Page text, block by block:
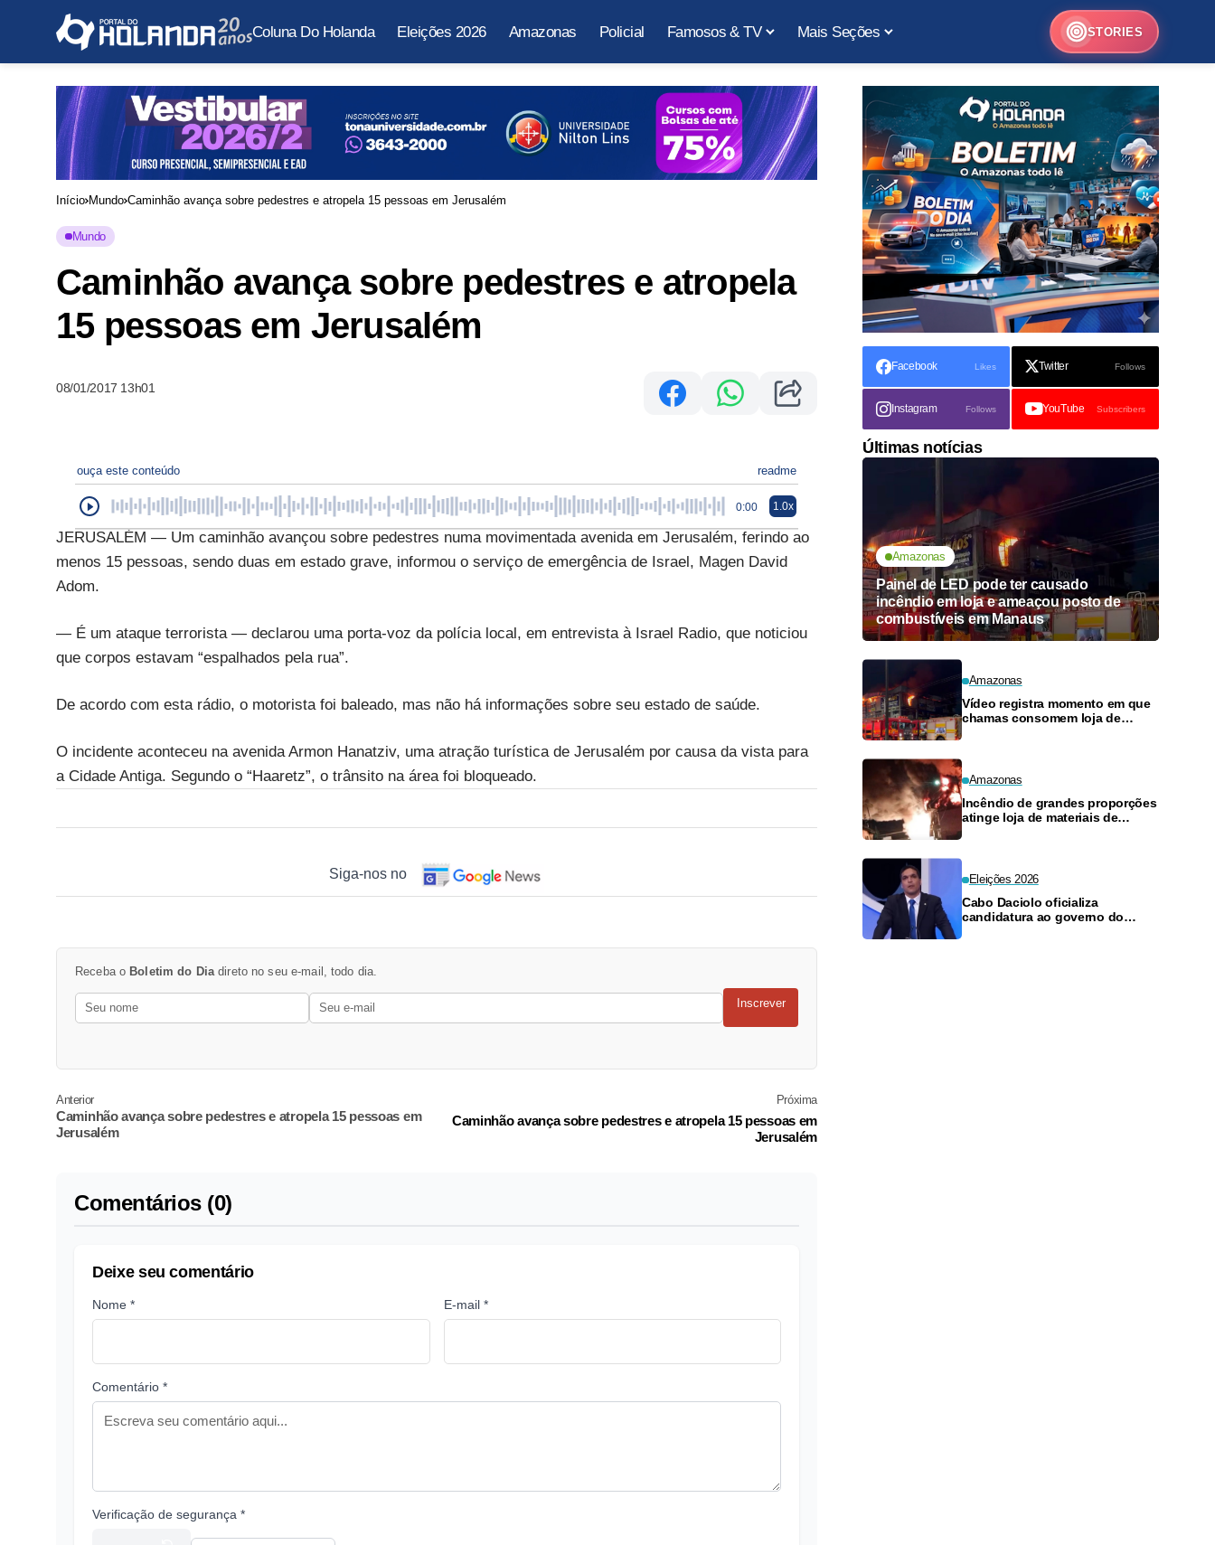
Coluna Do Holanda Eleições 2026 Amazonas Policial Famosos & TV Mais Seções STORIES
Início Mundo Caminhão avança sobre pedestres e atropela 15 pessoas em Jerusalém
Mundo
Caminhão avança sobre pedestres e atropela
15 pessoas em Jerusalém
08/01/2017 13h01
ouça este conteúdo readme
0:00 1.0x
JERUSALÉM — Um caminhão avançou sobre pedestres numa movimentada avenida em Jerusalém, ferindo ao
menos 15 pessoas, sendo duas em estado grave, informou o serviço de emergência de Israel, Magen David
Adom.
— É um ataque terrorista — declarou uma porta-voz da polícia local, em entrevista à Israel Radio, que noticiou
que corpos estavam “espalhados pela rua”.
De acordo com esta rádio, o motorista foi baleado, mas não há informações sobre seu estado de saúde.
O incidente aconteceu na avenida Armon Hanatziv, uma atração turística de Jerusalém por causa da vista para
a Cidade Antiga. Segundo o “Haaretz”, o trânsito na área foi bloqueado.
Siga-nos no
Receba o Boletim do Dia direto no seu e-mail, todo dia.
Inscrever
Anterior
Caminhão avança sobre pedestres e atropela 15 pessoas em
Jerusalém
Próxima
Caminhão avança sobre pedestres e atropela 15 pessoas em
Jerusalém
Comentários (0)
Deixe seu comentário
Nome * E-mail *
Comentário *
Verificação de segurança *
Facebook Likes Twitter Follows
Instagram Follows YouTube Subscribers
Últimas notícias
Amazonas
Painel de LED pode ter causado
incêndio em loja e ameaçou posto de
combustíveis em Manaus
Amazonas
Vídeo registra momento em que
chamas consomem loja de
Amazonas
Incêndio de grandes proporções
atinge loja de materiais de
Eleições 2026
Cabo Daciolo oficializa
candidatura ao governo do